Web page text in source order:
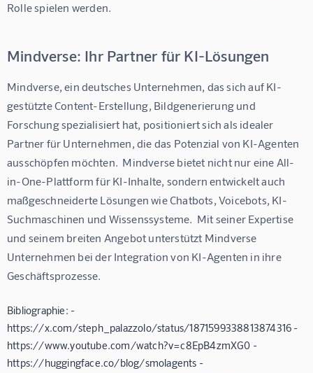
Rolle spielen werden.
Mindverse: Ihr Partner für KI-Lösungen
Mindverse, ein deutsches Unternehmen, das sich auf KI-
gestützte Content-Erstellung, Bildgenerierung und
Forschung spezialisiert hat, positioniert sich als idealer
Partner für Unternehmen, die das Potenzial von KI-Agenten
ausschöpfen möchten.  Mindverse bietet nicht nur eine All-
in-One-Plattform für KI-Inhalte, sondern entwickelt auch
maßgeschneiderte Lösungen wie Chatbots, Voicebots, KI-
Suchmaschinen und Wissenssysteme.  Mit seiner Expertise
und seinem breiten Angebot unterstützt Mindverse
Unternehmen bei der Integration von KI-Agenten in ihre
Geschäftsprozesse.
Bibliographie: -
https://x.com/steph_palazzolo/status/1871599338813874316 -
https://www.youtube.com/watch?v=c8EpB4zmXG0 -
https://huggingface.co/blog/smolagents -